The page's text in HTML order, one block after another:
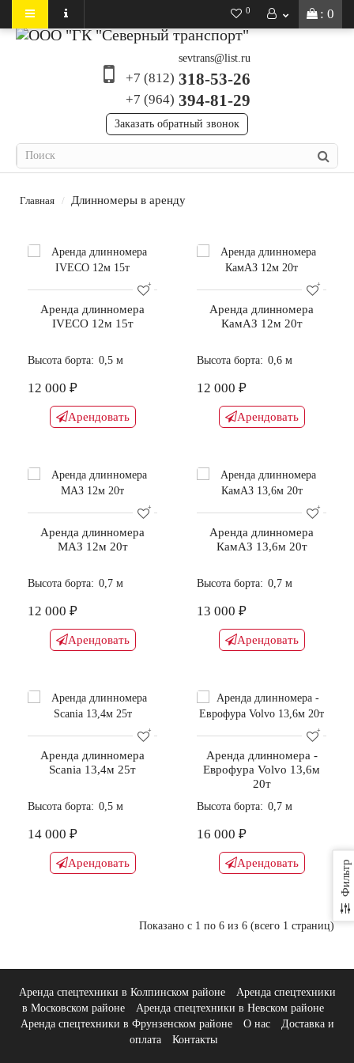
: 0
0
sevtrans@list.ru
+7 (812) 318-53-26
+7 (964) 394-81-29
Заказать обратный звонок
Главная Длинномеры в аренду
Фильтр
Аренда длинномера
IVECO 12м 15т
Высота борта: 0,5 м
12 000 ₽
Арендовать
Аренда длинномера
КамАЗ 12м 20т
Высота борта: 0,6 м
12 000 ₽
Арендовать
Аренда длинномера
МАЗ 12м 20т
Высота борта: 0,7 м
12 000 ₽
Арендовать
Аренда длинномера
КамАЗ 13,6м 20т
Высота борта: 0,7 м
13 000 ₽
Арендовать
Аренда длинномера
Scania 13,4м 25т
Высота борта: 0,5 м
14 000 ₽
Арендовать
Аренда длинномера -
Еврофура Volvo 13,6м
20т
Высота борта: 0,7 м
16 000 ₽
Арендовать
Показано с 1 по 6 из 6 (всего 1 страниц)
Аренда спецтехники в Колпинском районе
Аренда спецтехники
в Московском районе
Аренда спецтехники в Невском районе
Аренда спецтехники в Фрунзенском районе
О нас
Доставка и
оплата
Контакты